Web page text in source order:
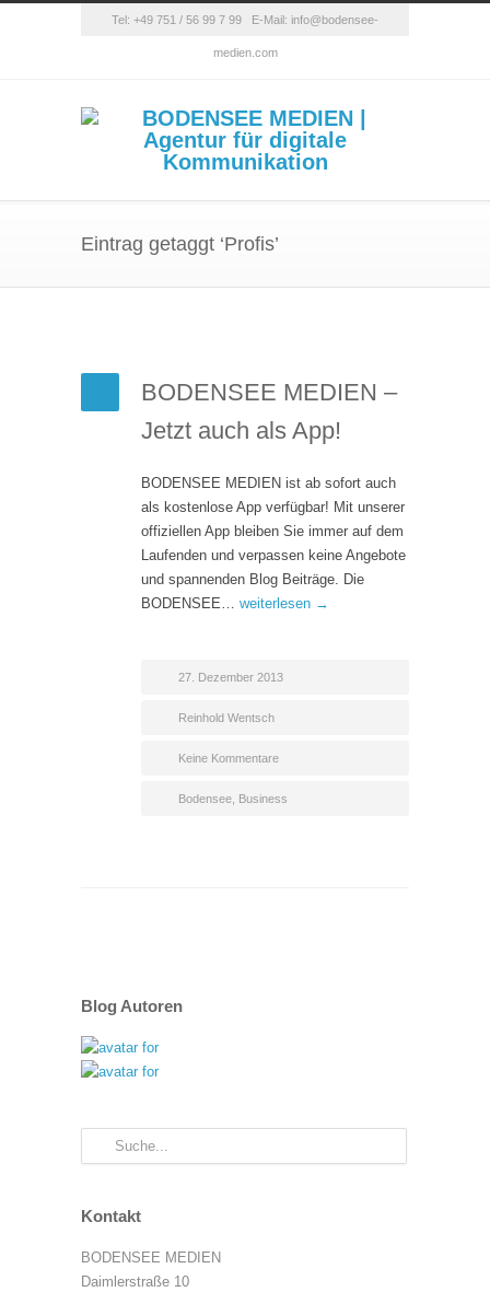
Tel: +49 751 / 56 99 7 99 E-Mail: info@bodensee-
medien.com
Eintrag getaggt ‘Profis’
BODENSEE MEDIEN –
Jetzt auch als App!
BODENSEE MEDIEN ist ab sofort auch
als kostenlose App verfügbar! Mit unserer
offiziellen App bleiben Sie immer auf dem
Laufenden und verpassen keine Angebote
und spannenden Blog Beiträge. Die
BODENSEE… weiterlesen →
27. Dezember 2013
Reinhold Wentsch
Keine Kommentare
Bodensee Business
Blog Autoren
Kontakt
BODENSEE MEDIEN
Daimlerstraße 10